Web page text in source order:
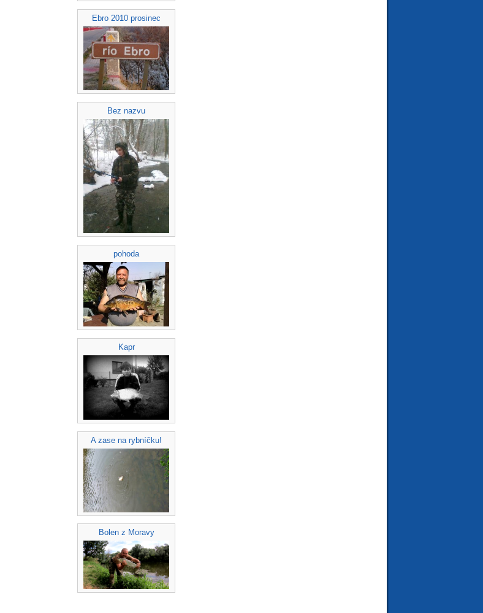
Ebro 2010 prosinec
Bez nazvu
pohoda
Kapr
A zase na rybníčku!
Bolen z Moravy